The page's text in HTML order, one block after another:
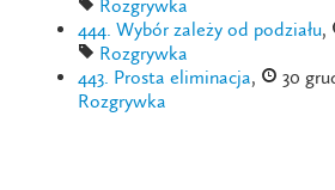
Rozgrywka
444. Wybór zależy od podziału,
Rozgrywka
443. Prosta eliminacja,
30
Rozgrywka